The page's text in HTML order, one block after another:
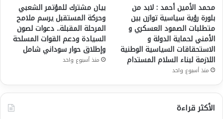
محمد الأمين أحمد : لابد من
بلورة رؤية سياسية توازن بين
متطلبات الصمود العسكري و
الأمني لحماية الدولة و
الاستحقاقات السياسية الوطنية
اللازمة لبناء السلام المستدام
منذ أسبوع واحد
بيان مشترك للمؤتمر الشعبي
وحركة المستقبل يرسم ملامح
المرحلة المقبلة.. دعوات لصون
السيادة ودعم القوات المسلحة
وإطلاق حوار سوداني شامل
منذ أسبوع واحد
الأكثر قراءة